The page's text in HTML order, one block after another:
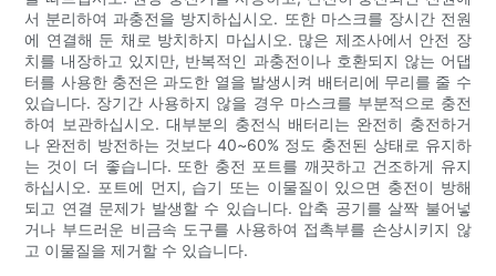
서 분리하여 과충전을 방지하십시오. 또한 마스크를 장시간 전원
에 연결해 둔 채로 방치하지 마십시오. 많은 제조사에서 안전 장
치를 내장하고 있지만, 반복적인 과충전이나 호환되지 않는 어댑
터를 사용한 충전은 과도한 열을 발생시켜 배터리에 무리를 줄 수
있습니다. 장기간 사용하지 않을 경우 마스크를 부분적으로 충전
하여 보관하십시오. 대부분의 충전식 배터리는 완전히 충전하거
나 완전히 방전하는 것보다 40~60% 정도 충전된 상태로 유지하
는 것이 더 좋습니다. 또한 충전 포트를 깨끗하고 건조하게 유지
하십시오. 포트에 먼지, 습기 또는 이물질이 있으면 충전이 방해
되고 연결 문제가 발생할 수 있습니다. 압축 공기를 살짝 불어넣
거나 부드러운 비금속 도구를 사용하여 접촉부를 손상시키지 않
고 이물질을 제거할 수 있습니다.